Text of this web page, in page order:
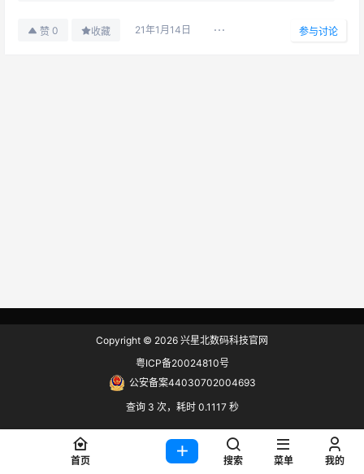
赞 0 收藏 21年1月14日 参与讨论
Copyright © 2026 兴星北数码科技官网
粤ICP备20024810号
公安备案44030702004693
查询 3 次，耗时 0.1117 秒
首页 搜索 菜单 我的